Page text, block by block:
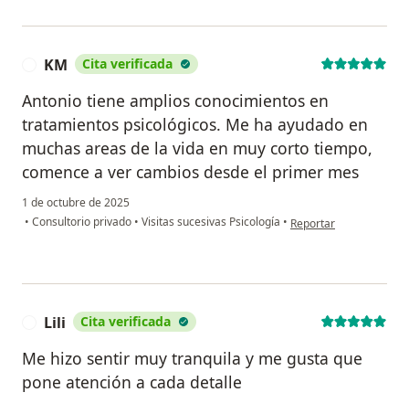
KM Cita verificada
Antonio tiene amplios conocimientos en
tratamientos psicológicos. Me ha ayudado en
muchas areas de la vida en muy corto tiempo,
comence a ver cambios desde el primer mes
1 de octubre de 2025
• Consultorio privado • Visitas sucesivas Psicología • en opinión del usuario
Reportar
Lili Cita verificada
Me hizo sentir muy tranquila y me gusta que
pone atención a cada detalle